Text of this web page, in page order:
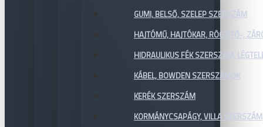
GUMI, BELSŐ, SZELEP SZERSZÁM
HAJTÓMŰ, HAJTÓKAR, RÖGZÍTŐ-,
HIDRAULIKUS FÉK SZERSZÁM,
KÁBEL, BOWDEN SZERSZÁMOK
KERÉK SZERSZÁM
KORMÁNYCSAPÁGY, VILLA SZERSZÁM